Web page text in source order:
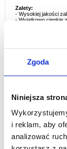
Zgoda
Niniejsza
i reklam, aby
analizować
Zalety:
- Wysokiej jakości
- Wyjątkowo cienkie
- Zabezpiecza
Przeznaczenie:
EAN: 5714122513908
Powiązane kategorie: